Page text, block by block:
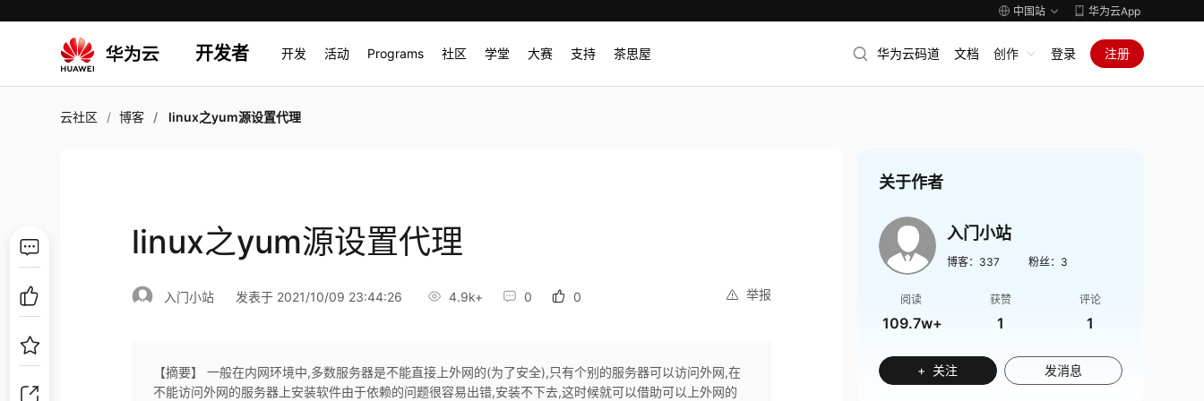
中国站 华为云App
开发者 开发 活动 Programs 社区 学堂 大赛 支持 茶思屋 华为云码道 文档 创作 登录 注册
云社区 博客 linux之yum源设置代理
linux之yum源设置代理
举报
入门小站 发表于 2021/10/09 23:44:26 4.9k+ 0 0
【摘要】 一般在内网环境中,多数服务器是不能直接上外网的(为了安全),只有个别的服务器可以访问外网,在
不能访问外网的服务器上安装软件由于依赖的问题很容易出错,安装不下去,这时候就可以借助可以上外网的
关于作者
入门小站
博客： 337 粉丝： 3
阅读
109.7w+
获赞
1
评论
1
+ 关注 发消息